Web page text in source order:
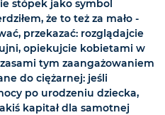
stópek jako symbol
że to też za mało -
przekazać: rozglądajcie
opiekujcie kobietami w
tym zaangażowaniem
do ciężarnej: jeśli
po urodzeniu dziecka,
kapitał dla samotnej